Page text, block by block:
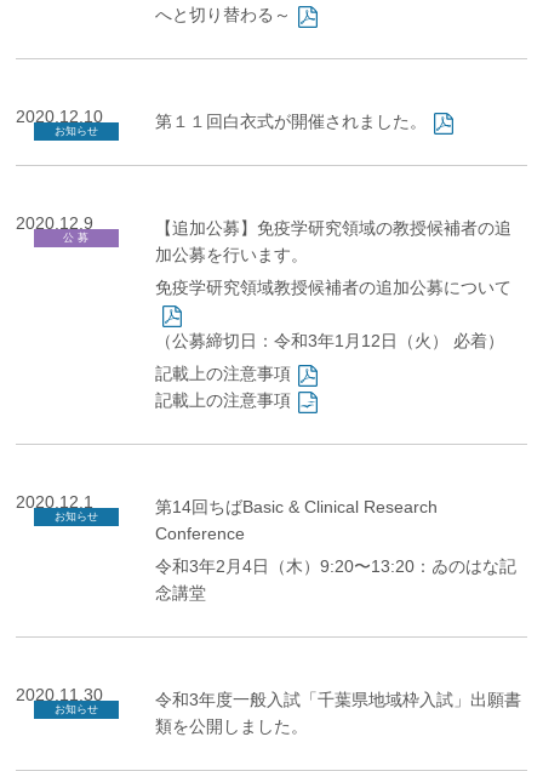
へと切り替わる～
2020.12.10
お知らせ 第１１回白衣式が開催されました。
2020.12.9
公 募
【追加公募】免疫学研究領域の教授候補者の追
加公募を行います。
免疫学研究領域教授候補者の追加公募について
（公募締切日：令和3年1月12日（火） 必着）
記載上の注意事項
記載上の注意事項
2020.12.1
お知らせ
第14回ちばBasic & Clinical Research
Conference
令和3年2月4日（木）9:20〜13:20：ゐのはな記
念講堂
2020.11.30
お知らせ
令和3年度一般入試「千葉県地域枠入試」出願書
類を公開しました。